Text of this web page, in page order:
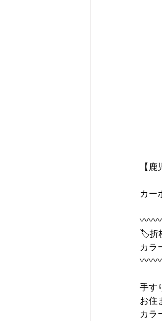
【
カー
〰〰
🏷️折
カラ
〰〰
手す
お住
カラ